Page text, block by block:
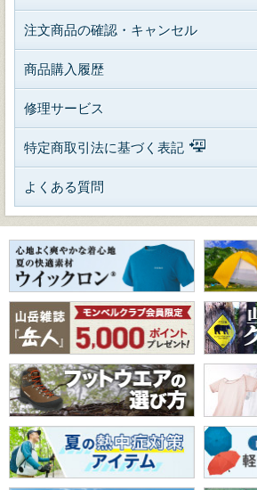
注文商品の確認・キャンセル
商品購入履歴
修理サービス
特定商取引法に基づく表記
よくある質問